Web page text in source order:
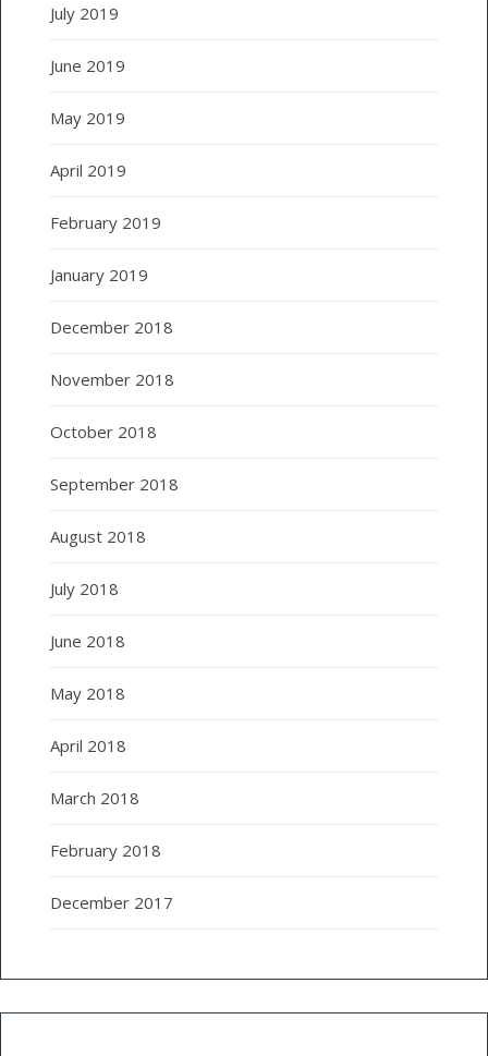
July 2019
June 2019
May 2019
April 2019
February 2019
January 2019
December 2018
November 2018
October 2018
September 2018
August 2018
July 2018
June 2018
May 2018
April 2018
March 2018
February 2018
December 2017